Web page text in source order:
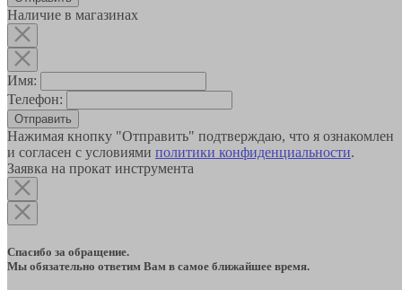
Наличие в магазинах
Имя:
Телефон:
Отправить
Нажимая кнопку "Отправить" подтверждаю, что я ознакомлен
и согласен с условиями политики конфиденциальности.
Заявка на прокат инструмента
Спасибо за обращение.
Мы обязательно ответим Вам в самое ближайшее время.